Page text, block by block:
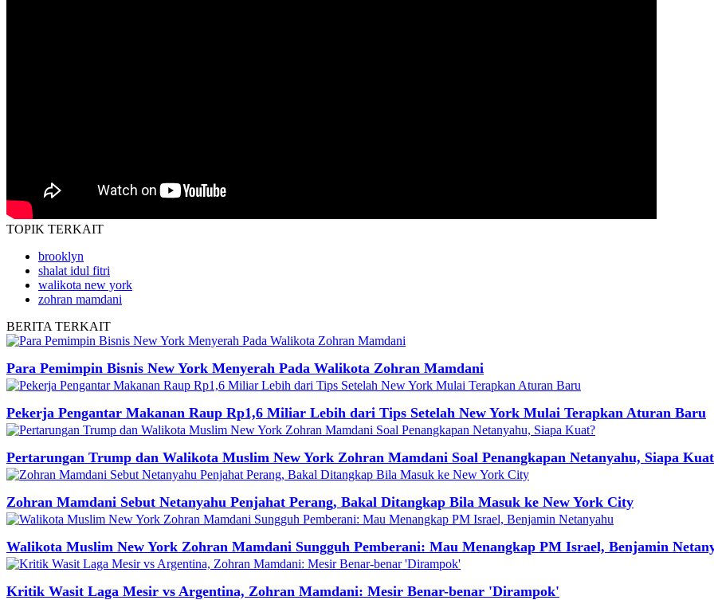
TOPIK TERKAIT
brooklyn
shalat idul fitri
walikota new york
zohran mamdani
BERITA TERKAIT
Para Pemimpin Bisnis New York Menyerah Pada Walikota Zohran Mamdani
Pekerja Pengantar Makanan Raup Rp1,6 Miliar Lebih dari Tips Setelah New York Mulai Terapkan Aturan Baru
Pertarungan Trump dan Walikota Muslim New York Zohran Mamdani Soal Penangkapan Netanyahu, Siapa
Zohran Mamdani Sebut Netanyahu Penjahat Perang, Bakal Ditangkap Bila Masuk ke New York City
Walikota Muslim New York Zohran Mamdani Sungguh Pemberani: Mau Menangkap PM Israel, Benjamin
Kritik Wasit Laga Mesir vs Argentina, Zohran Mamdani: Mesir Benar-benar 'Dirampok'